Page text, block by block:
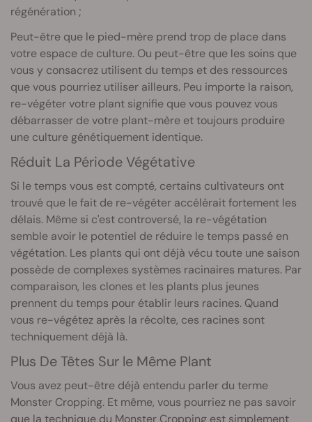
régénération ;
Peut-être que le pied-mère prend trop de place dans
votre espace de culture. Ou peut-être que les soins que
vous y consacrez utilisent du temps et des ressources
que vous pourriez utiliser ailleurs. Peu importe la raison,
re-végéter votre plant signifie que vous pouvez vous
débarrasser de votre plant-mère et toujours produire
une culture génétiquement identique.
Réduit La Période Végétative
Si le temps vous est compté, certains cultivateurs ont
trouvé que le fait de re-végéter accélérait fortement les
délais. Même si c'est controversé, la re-végétation
semble avoir le potentiel de réduire le temps passé en
végétation. Les plants qui ont déjà vécu toute une saison
possède de complexes systèmes racinaires matures. Par
comparaison, les clones et les plants plus jeunes
prennent du temps pour établir leurs racines. Quand
vous re-végétez après la récolte, ces racines sont
techniquement déjà là.
Plus De Têtes Sur le Même Plant
Vous avez peut-être déjà entendu parler du terme
Monster Cropping. Et même, vous pourriez ne pas savoir
que la technique du Monster Cropping est simplement